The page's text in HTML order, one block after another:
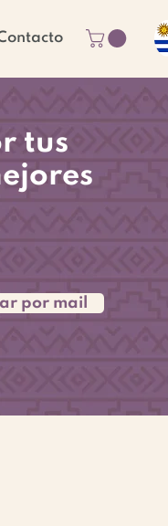
tus
por mail